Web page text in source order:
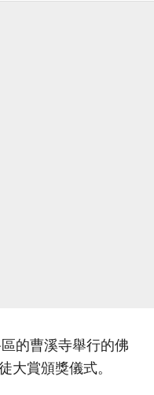
的曹溪寺舉行的佛
大賞頒獎儀式。